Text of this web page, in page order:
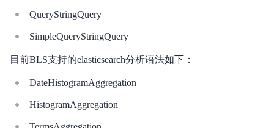
QueryStringQuery
SimpleQueryStringQuery
目前BLS支持的elasticsearch分析语法如下：
DateHistogramAggregation
HistogramAggregation